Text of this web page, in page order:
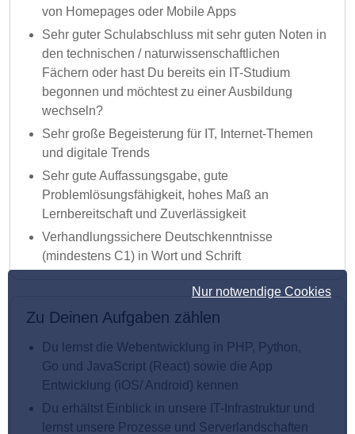
Nur notwendige Cookies
von Homepages oder Mobile Apps
Sehr guter Schulabschluss mit sehr guten Noten in
den technischen / naturwissenschaftlichen
Fächern oder hast Du bereits ein IT-Studium
begonnen und möchtest zu einer Ausbildung
wechseln?
Sehr große Begeisterung für IT, Internet-Themen
und digitale Trends
Sehr gute Auffassungsgabe, gute
Problemlösungsfähigkeit, hohes Maß an
Lernbereitschaft und Zuverlässigkeit
Verhandlungssichere Deutschkenntnisse
(mindestens C1) in Wort und Schrift
Zu Deinen Aufgaben zählen
Du lernst die Webentwicklung in PHP, Python,
Go und JavaScript (React) sowie die App
Entwicklung (iOS/ Android) kennen
Du erhältst Einblick in unsere IT-Infrastruktur und
lernst unsere Prozesse und Serverlandschaften